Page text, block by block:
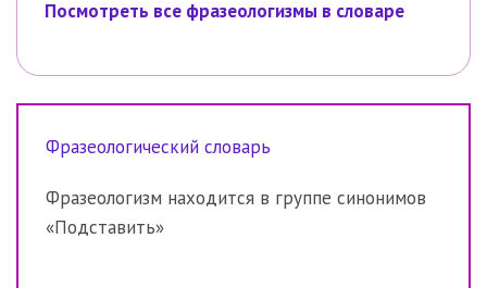
Посмотреть все фразеологизмы в словаре
Фразеологический словарь
Фразеологизм находится в группе синонимов
«Подставить»